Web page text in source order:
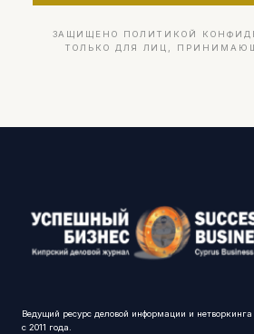
ЗАЩИЩЕНО ПОЛИТИКОЙ
ТОЛЬКО ДЛЯ ЛИЦ,
Ведущий ресурс деловой информации и
с 2011 года.